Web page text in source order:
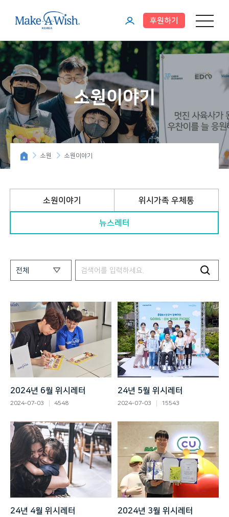
메뉴 열기
이
지
후원하기
소원이야기
소원 소원이야기
소원이야기 위시가족 우체통
뉴스레터
2024년 6월 위시레터
2024-07-03 4548
24년 5월 위시레터
2024-07-03 15543
24년 4월 위시레터 2024년 3월 위시레터